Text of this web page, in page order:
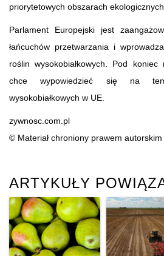
priorytetowych obszarach
Parlament Europejski jest
łańcuchów przetwarzania i
roślin wysokobiałkowych. Pod
chce wypowiedzieć się na
wysokobiałkowych w UE.
zywnosc.com.pl
© Materiał chroniony prawem autorskim
ARTYKUŁY